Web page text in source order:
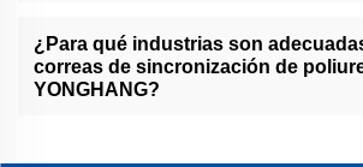
pedido y el destino. Sin embargo, nos
una entrega oportuna para todos los clientes
¿Para qué industrias son
correas de sincronización de
YONGHANG?